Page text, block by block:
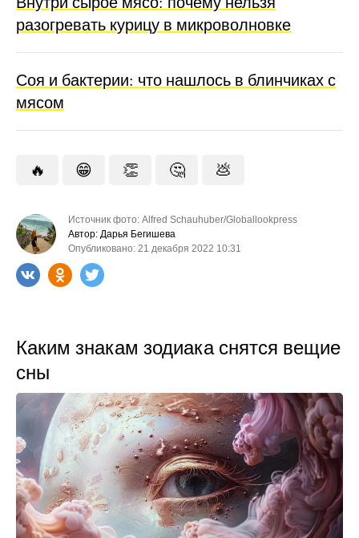
разогревать курицу в микроволновке
Соя и бактерии: что нашлось в блинчиках с
мясом
🔥 😁 👏 🤔 💩
Источник фото: Alfred Schauhuber/Globallookpress
Автор: Дарья Бегишева
Опубликовано: 21 декабря 2022 10:31
Каким знакам зодиака снятся вещие
сны